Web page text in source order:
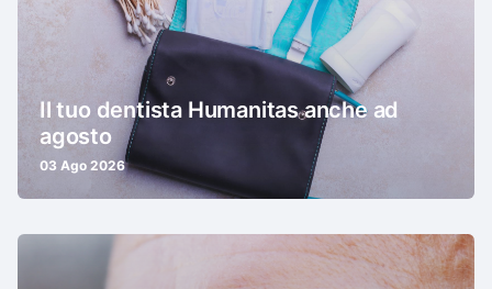
Il tuo dentista Humanitas anche ad
agosto
03 Ago 2026